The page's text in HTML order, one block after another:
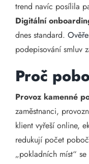
trend navíc posílila
Digitální
dnes standard.
podepisování smluv
Proč
Provoz kamenné
zaměstnanci,
klient vyřeší online,
redukují počet
„pokladních míst“